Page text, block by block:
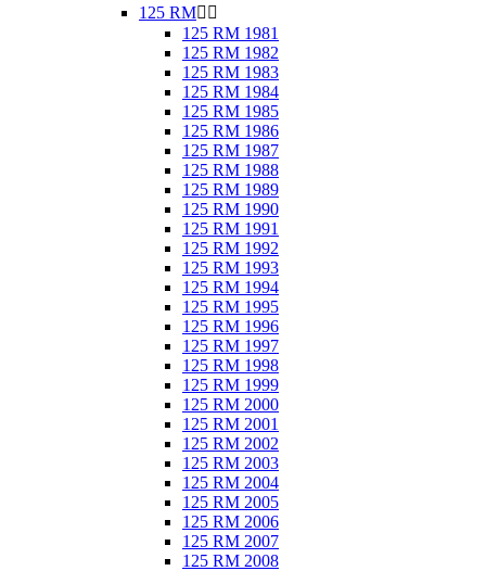
125 RM 
125 RM 1981
125 RM 1982
125 RM 1983
125 RM 1984
125 RM 1985
125 RM 1986
125 RM 1987
125 RM 1988
125 RM 1989
125 RM 1990
125 RM 1991
125 RM 1992
125 RM 1993
125 RM 1994
125 RM 1995
125 RM 1996
125 RM 1997
125 RM 1998
125 RM 1999
125 RM 2000
125 RM 2001
125 RM 2002
125 RM 2003
125 RM 2004
125 RM 2005
125 RM 2006
125 RM 2007
125 RM 2008